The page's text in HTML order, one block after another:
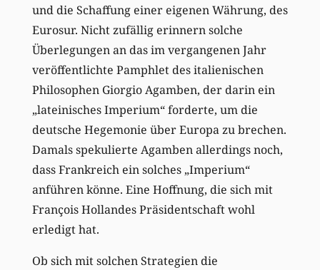
und die Schaffung einer eigenen Währung, des
Eurosur. Nicht zufällig erinnern solche
Überlegungen an das im vergangenen Jahr
veröffentlichte Pamphlet des italienischen
Philosophen Giorgio Agamben, der darin ein
„lateinisches Imperium“ forderte, um die
deutsche Hegemonie über Europa zu brechen.
Damals spekulierte Agamben allerdings noch,
dass Frankreich ein solches „Imperium“
anführen könne. Eine Hoffnung, die sich mit
François Hollandes Präsidentschaft wohl
erledigt hat.
Ob sich mit solchen Strategien die